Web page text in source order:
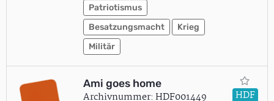
Patriotismus
Besatzungsmacht
Krieg
Militär
Ami goes home
Archivnummer: HDF001449 HDF